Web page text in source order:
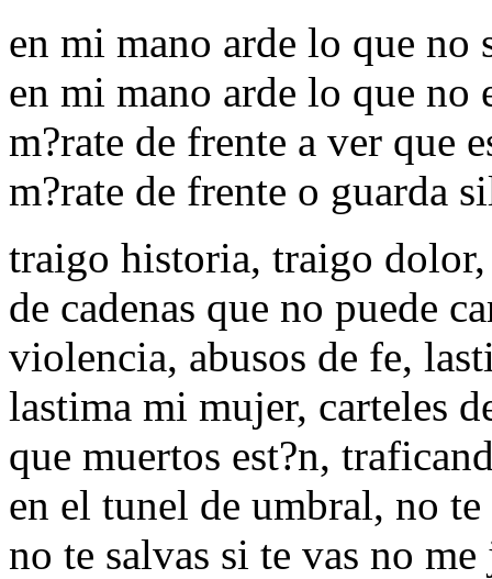
en mi mano arde lo que no
en mi mano arde lo que no
m?rate de frente a ver que
m?rate de frente o guarda
traigo historia, traigo
de cadenas que no puede
violencia, abusos de fe,
lastima mi mujer, carteles
que muertos est?n,
en el tunel de umbral, no te
no te salvas si te vas no me